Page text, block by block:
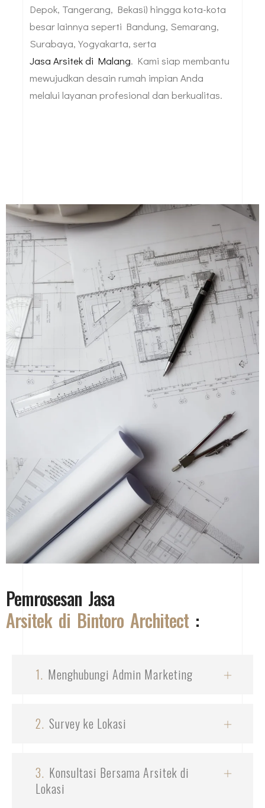
Depok, Tangerang, Bekasi) hingga kota-kota
besar lainnya seperti Bandung, Semarang,
Surabaya, Yogyakarta, serta
Jasa Arsitek di Malang. Kami siap membantu
mewujudkan desain rumah impian Anda
melalui layanan profesional dan berkualitas.
Pemrosesan Jasa
Arsitek di Bintoro Architect :
1. Menghubungi Admin Marketing
2. Survey ke Lokasi
3. Konsultasi Bersama Arsitek di
Lokasi